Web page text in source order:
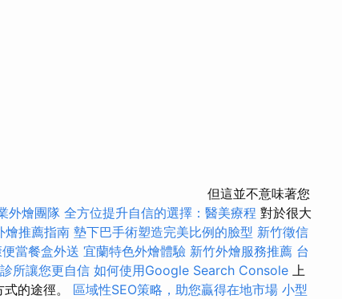
但這並不意味著您
外燴團隊 全方位提升自信的選擇：醫美療程 對於很大
燴推薦指南 墊下巴手術塑造完美比例的臉型 新竹徵信
當餐盒外送 宜蘭特色外燴體驗 新竹外燴服務推薦 台
所讓您更自信 如何使用Google Search Console 上
的途徑。 區域性SEO策略，助您贏得在地市場 小型